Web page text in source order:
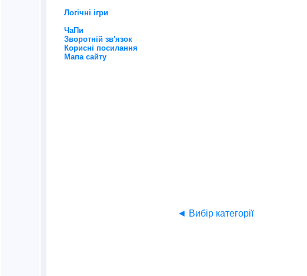
Логічні ігри
ЧаПи
Зворотній зв'язок
Корисні посилання
Мапа сайту
◄ Вибір категорії